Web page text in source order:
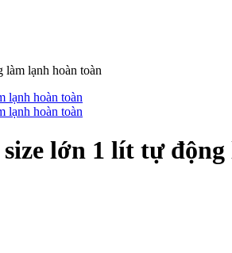
lạnh hoàn toàn
lớn 1 lít tự